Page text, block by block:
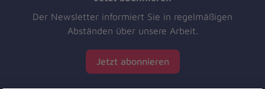
Der Newsletter informiert Sie in regelmäßigen
Abständen über unsere Arbeit.
Jetzt abonnieren